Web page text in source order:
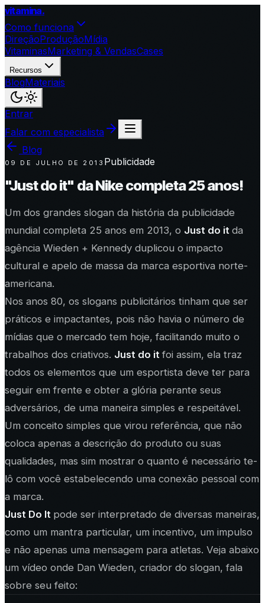
vitamina.
Como funciona
DireçãoProduçãoMídia
VitaminasMarketing & VendasCases
Recursos
BlogMateriais
Entrar
Falar com especialista
Blog
09 DE JULHO DE 2013 Publicidade
"Just do it" da Nike completa 25 anos!
Um dos grandes slogan da história da publicidade
mundial completa 25 anos em 2013, o Just do it da
agência Wieden + Kennedy duplicou o impacto
cultural e apelo de massa da marca esportiva norte-
americana.
Nos anos 80, os slogans publicitários tinham que ser
práticos e impactantes, pois não havia o número de
mídias que o mercado tem hoje, facilitando muito o
trabalhos dos criativos. Just do itfoi assim, ela traz
todos os elementos que um esportista deve ter para
seguir em frente e obter a glória perante seus
adversários, de uma maneira simples e respeitável.
Um conceito simples que virou referência, que não
coloca apenas a descrição do produto ou suas
qualidades, mas sim mostrar o quanto é necessário te-
lô com você estabelecendo uma conexão pessoal com
a marca.
Just Do It pode ser interpretado de diversas maneiras,
como um mantra particular, um incentivo, um impulso
e não apenas uma mensagem para atletas. Veja abaixo
um vídeo onde Dan Wieden, criador do slogan, fala
sobre seu feito: